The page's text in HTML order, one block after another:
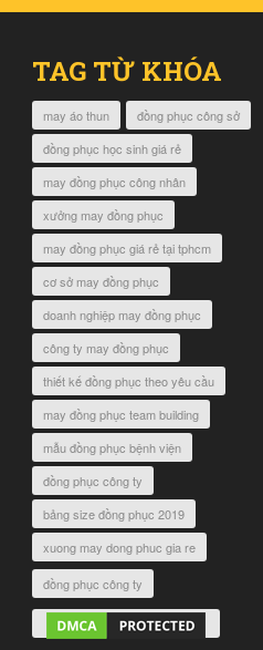
TAG TỪ KHÓA
may áo thun
đồng phục công sở
đồng phục học sinh giá rẻ
may đồng phục công nhân
xưởng may đồng phục
may đồng phục giá rẻ tại tphcm
cơ sở may đồng phục
doanh nghiệp may đồng phục
công ty may đồng phục
thiết kế đồng phục theo yêu cầu
may đồng phục team building
mẫu đồng phục bệnh viện
đồng phục công ty
bảng size đồng phục 2019
xuong may dong phuc gia re
đồng phục công ty